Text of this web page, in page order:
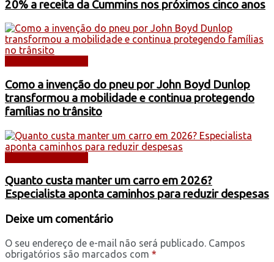
20% a receita da Cummins nos próximos cinco anos
Como a invenção do pneu por John Boyd Dunlop
transformou a mobilidade e continua protegendo
famílias no trânsito
Quanto custa manter um carro em 2026?
Especialista aponta caminhos para reduzir despesas
Deixe um comentário
O seu endereço de e-mail não será publicado. Campos
obrigatórios são marcados com *